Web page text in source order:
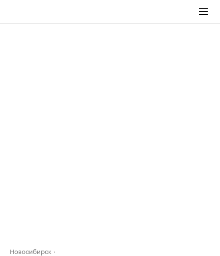
Новосибирск